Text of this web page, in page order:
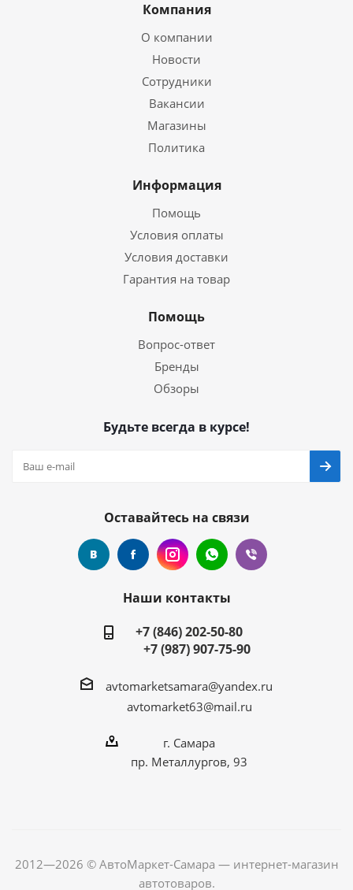
Компания
О компании
Новости
Сотрудники
Вакансии
Магазины
Политика
Информация
Помощь
Условия оплаты
Условия доставки
Гарантия на товар
Помощь
Вопрос-ответ
Бренды
Обзоры
Будьте всегда в курсе!
Оставайтесь на связи
Наши контакты
+7 (846) 202-50-80
+7 (987) 907-75-90
avtomarketsamara@yandex.ru
avtomarket63@mail.ru
г. Самара
пр. Металлургов, 93
2012—2026 © АвтоМаркет-Самара — интернет-магазин
автотоваров.